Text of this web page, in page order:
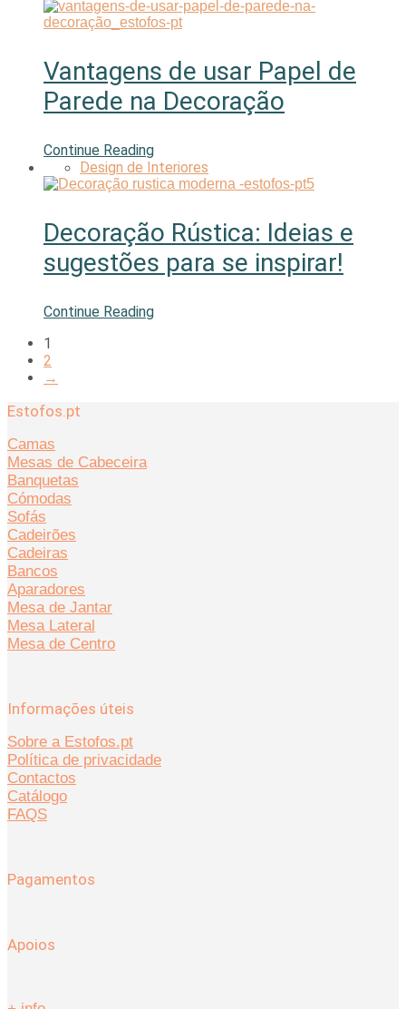
Vantagens de usar Papel de
Parede na Decoração
Continue Reading
Design de Interiores
Decoração Rústica: Ideias e
sugestões para se inspirar!
Continue Reading
1
2
→
Estofos.pt
Camas
Mesas de Cabeceira
Banquetas
Cómodas
Sofás
Cadeirões
Cadeiras
Bancos
Aparadores
Mesa de Jantar
Mesa Lateral
Mesa de Centro
Informações úteis
Sobre a Estofos.pt
Política de privacidade
Contactos
Catálogo
FAQS
Pagamentos
Apoios